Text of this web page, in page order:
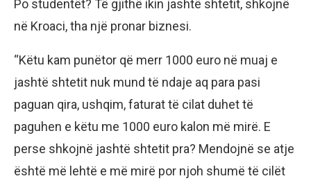
Po studentët? Të gjithë ikin jashtë shtetit, shkojnë
në Kroaci, tha një pronar biznesi.
“Këtu kam punëtor që merr 1000 euro në muaj e
jashtë shtetit nuk mund të ndaje aq para pasi
paguan qira, ushqim, faturat të cilat duhet të
paguhen e këtu me 1000 euro kalon më mirë. E
perse shkojnë jashtë shtetit pra? Mendojnë se atje
është më lehtë e më mirë por njoh shumë të cilët